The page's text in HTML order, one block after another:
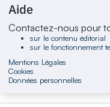
Aide
Contactez-nous pour
sur le contenu éditorial
sur le fonctionnement
Mentions Légales
Cookies
Données personnelles